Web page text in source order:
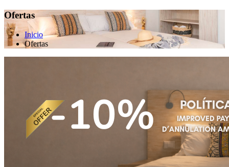
Ofertas
Inicio
Ofertas